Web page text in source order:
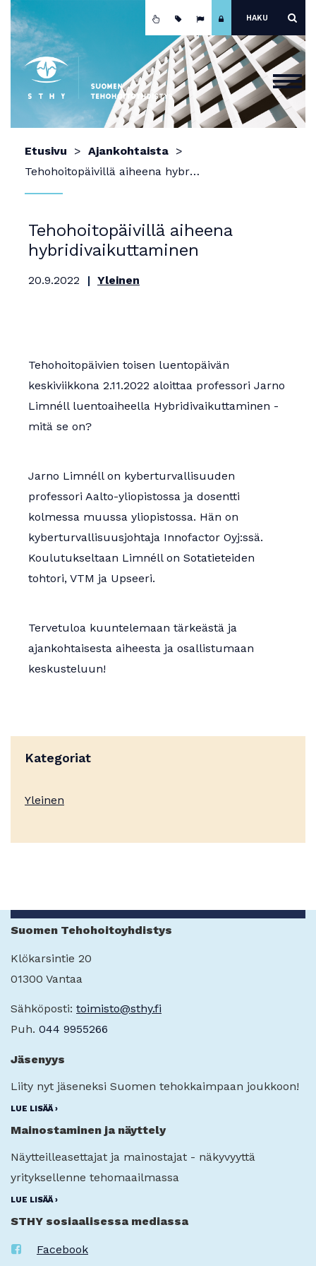
Ajankohtaista
Yhdistys
Koulutus
Jäsenyys
Mainokset ja näyttely
Etusivu
Ajankohtaista
Tehohoitopäivillä aiheena hybridivaikuttaminen
Tehohoitopäivillä aiheena
hybridivaikuttaminen
20.9.2022 Yleinen
Tehohoitopäivien toisen luentopäivän
keskiviikkona 2.11.2022 aloittaa professori Jarno
Limnéll luentoaiheella Hybridivaikuttaminen -
mitä se on?
Jarno Limnéll on kyberturvallisuuden
professori Aalto-yliopistossa ja dosentti
kolmessa muussa yliopistossa. Hän on
kyberturvallisuusjohtaja Innofactor Oyj:ssä.
Koulutukseltaan Limnéll on Sotatieteiden
tohtori, VTM ja Upseeri.
Tervetuloa kuuntelemaan tärkeästä ja
ajankohtaisesta aiheesta ja osallistumaan
keskusteluun!
Kategoriat
Yleinen
Suomen Tehohoitoyhdistys
Klökarsintie 20
01300 Vantaa
Sähköposti: toimisto@sthy.fi
Puh. 044 9955266
Jäsenyys
Liity nyt jäseneksi Suomen tehokkaimpaan joukkoon!
LUE LISÄÄ ›
Mainostaminen ja näyttely
Näytteilleasettajat ja mainostajat - näkyvyyttä
yrityksellenne tehomaailmassa
LUE LISÄÄ ›
STHY sosiaalisessa mediassa
Facebook